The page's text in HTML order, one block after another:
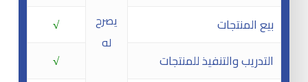
يصرح
له
√
بيع المنتجات
√
التدريب والتنفيذ للمنتجات